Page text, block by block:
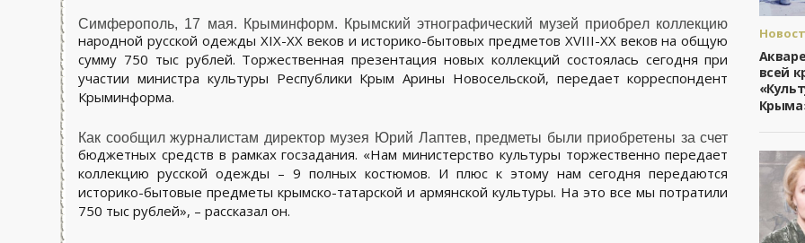
Симферополь, 17 мая. Крыминформ. Крымский этнографический музей приобрел коллекцию
народной русской одежды XIX-XX веков и историко-бытовых предметов XVIII-XX веков на общую
сумму 750 тыс рублей. Торжественная презентация новых коллекций состоялась сегодня при
участии министра культуры Республики Крым Арины Новосельской, передает корреспондент
Крыминформа.
Как сообщил журналистам директор музея Юрий Лаптев, предметы были приобретены за счет
бюджетных средств в рамках госзадания. «Нам министерство культуры торжественно передает
коллекцию русской одежды – 9 полных костюмов. И плюс к этому нам сегодня передаются
историко-бытовые предметы крымско-татарской и армянской культуры. На это все мы потратили
750 тыс рублей», – рассказал он.
Крыма.
всей